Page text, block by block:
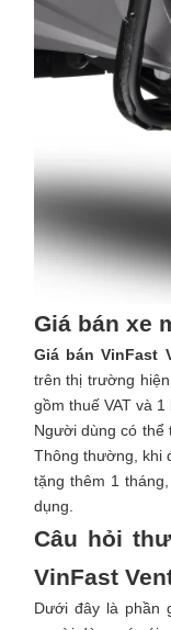
Giá bán xe
Giá bán VinFast
trên thị trường
gồm thuế VAT và 1
Người dùng có thể
Thông thường, khi
tặng thêm 1
dụng.
Câu hỏi
VinFast
Dưới đây là phần